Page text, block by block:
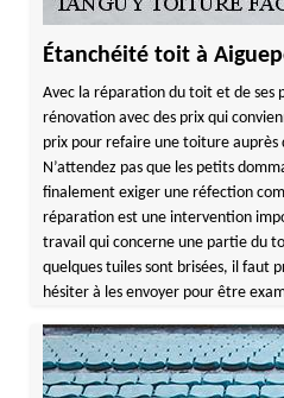
Étanchéité toit à
Avec la réparation du toit et de ses
rénovation avec des prix qui
prix pour refaire une toiture auprès
N’attendez pas que les petits
finalement exiger une réfection
réparation est une intervention
travail qui concerne une partie du
quelques tuiles sont brisées, il faut
hésiter à les envoyer pour être